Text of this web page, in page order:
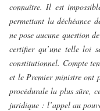
connaître. Il est
permettant la déchéance
ne pose aucune question
certifier qu’une telle loi
constitutionnel. Compte
et le Premier ministre ont
procédurale la plus sûre,
juridique : l’appel au